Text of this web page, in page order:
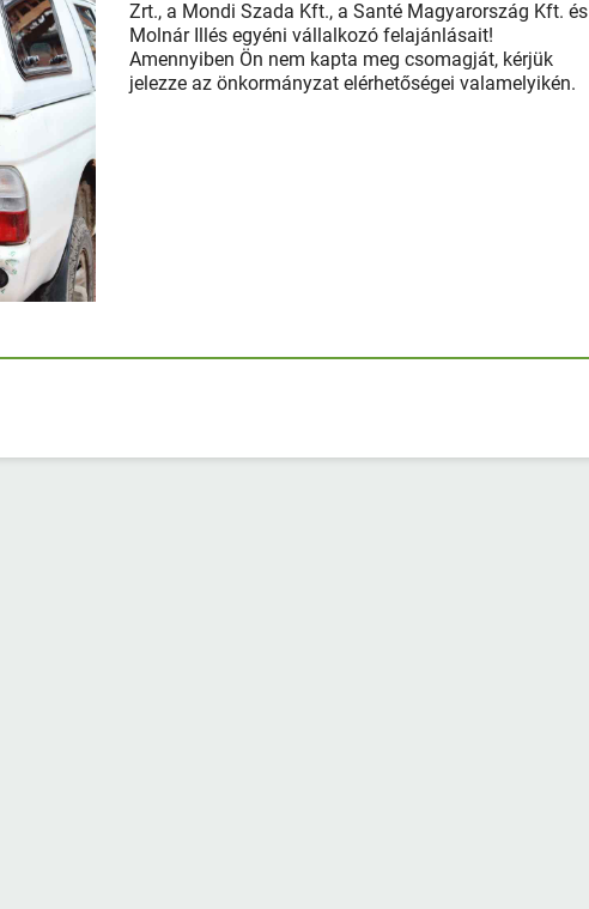
Zrt., a Mondi Szada Kft., a Santé Magyarország Kft. és
Molnár Illés egyéni vállalkozó felajánlásait!
Amennyiben Ön nem kapta meg csomagját, kérjük
jelezze az önkormányzat elérhetőségei valamelyikén.